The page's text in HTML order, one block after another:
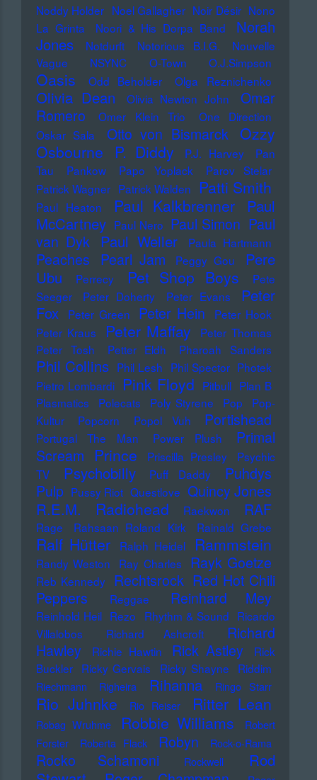
Noddy Holder Noel Gallagher Noir Désir Nono
La Grinta
Noori & His Dorpa Band
Norah
Jones
Notdurft Notorious B.I.G.
Nouvelle
Vague
NSYNC O-Town O.J.Simpson
Oasis Odd Beholder Olga Reznichenko
Olivia Dean Olivia Newton John
Omar
Romero
Omer Klein Trio
One Direction
Oskar Sala
Otto von Bismarck Ozzy
Osbourne
P. Diddy P.J. Harvey
Pan
Tau
Pankow Papo Yoplack
Parov Stelar
Patrick Wagner Patrick Walden Patti Smith
Paul Heaton Paul Kalkbrenner
Paul
McCartney Paul Nero Paul Simon Paul
van Dyk Paul Weller Paula Hartmann
Peaches Pearl Jam Peggy Gou
Pere
Ubu
Perrecy Pet Shop Boys
Pete
Seeger
Peter Doherty Peter Evans
Peter
Fox
Peter Green Peter Hein
Peter Hook
Peter Kraus
Peter Maffay
Peter Thomas
Peter Tosh
Petter Eldh Pharoah Sanders
Phil Collins Phil Lesh Phil Spector Photek
Pietro Lombardi
Pink Floyd Pitbull Plan B
Plasmatics
Polecats Poly Styrene Pop
Pop-
Kultur
Popcorn Popol Vuh Portishead
Portugal The Man Power Plush
Primal
Scream
Prince Priscilla Presley
Psychic
TV
Psychobilly Puff Daddy
Puhdys
Pulp Pussy Riot Questlove Quincy Jones
R.E.M. Radiohead Raekwon RAF
Rage Rahsaan Roland Kirk Rainald Grebe
Ralf Hütter Ralph Heidel Rammstein
Randy Weston Ray Charles Rayk Goetze
Reb Kennedy Rechtsrock Red Hot Chili
Peppers
Reggae Reinhard Mey
Reinhold Heil Rezo Rhythm & Sound Ricardo
Villalobos
Richard Ashcroft
Richard
Hawley
Richie Hawtin Rick Astley
Rick
Buckler
Ricky Gervais Ricky Shayne Riddim
Riechmann Righeira Rihanna Ringo Starr
Rio Juhnke Rio Reiser Ritter Lean
Robag Wruhme Robbie Williams
Robert
Forster
Roberta Flack Robyn Rock-o-Rama
Rocko Schamoni Rockwell
Rod